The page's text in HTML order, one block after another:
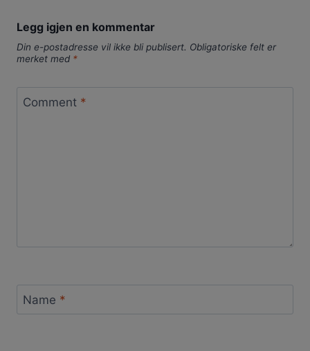
Legg igjen en kommentar
Din e-postadresse vil ikke bli publisert. Obligatoriske felt er
merket med *
Comment *
Name *